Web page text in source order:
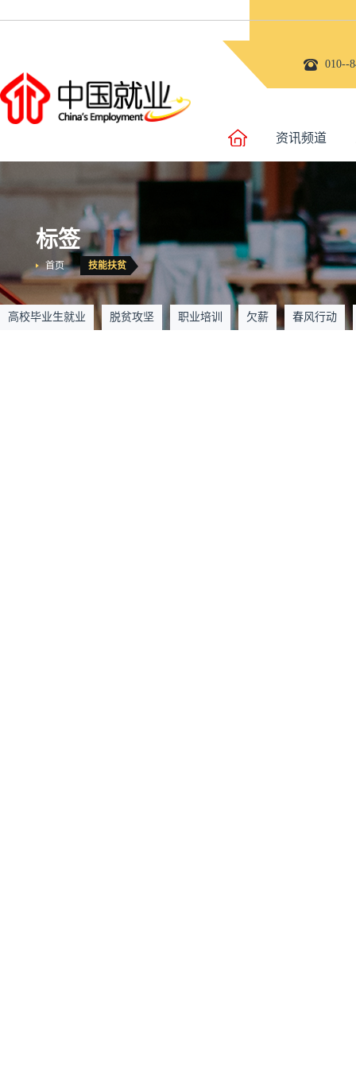
010--
资讯频道
标签
技能扶贫
首页
高校毕业生就业 脱贫攻坚 职业培训 欠薪 春风行动